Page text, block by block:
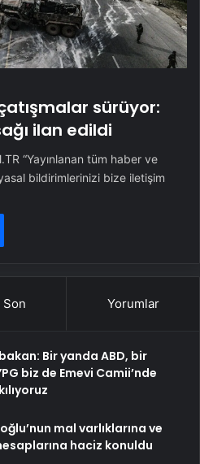
sürüyor:
ilan edildi
“Yayınlanan tüm haber ve
bildirimlerinizi bize iletişim
Son Yorumlar
Bir yanda ABD, bir
biz de Emevi Camii’nde
mal varlıklarına ve
haciz konuldu